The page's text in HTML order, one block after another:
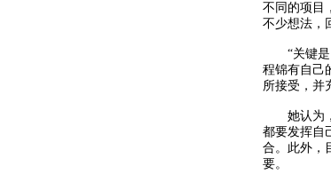
不同的项目
不少想法，
“关键是自
程锦有自己
所接受，并
她认为，
都要发挥自
合。此外，
要。